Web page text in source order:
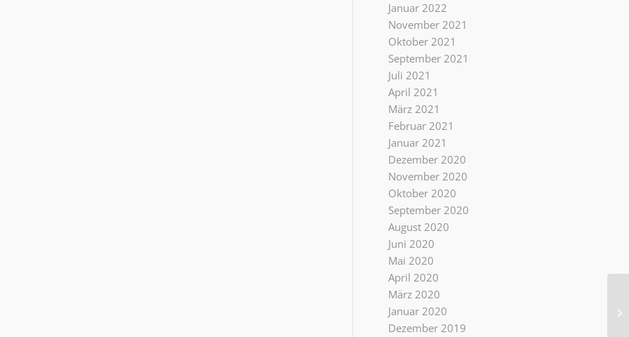
Januar 2022
November 2021
Oktober 2021
September 2021
Juli 2021
April 2021
März 2021
Februar 2021
Januar 2021
Dezember 2020
November 2020
Oktober 2020
September 2020
August 2020
Juni 2020
Mai 2020
April 2020
März 2020
Januar 2020
Dezember 2019